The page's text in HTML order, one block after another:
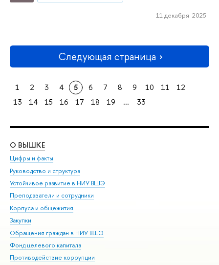
11 декабря 2025
Следующая страница
1 2 3 4 5 6 7 8 9 10 11
12
13
14 15 16 17 18 19 ... 33
О ВЫШКЕ
Цифры и факты
Руководство и структура
Устойчивое развитие в НИУ ВШЭ
Преподаватели и сотрудники
Корпуса и общежития
Закупки
Обращения граждан в НИУ ВШЭ
Фонд целевого капитала
Противодействие коррупции